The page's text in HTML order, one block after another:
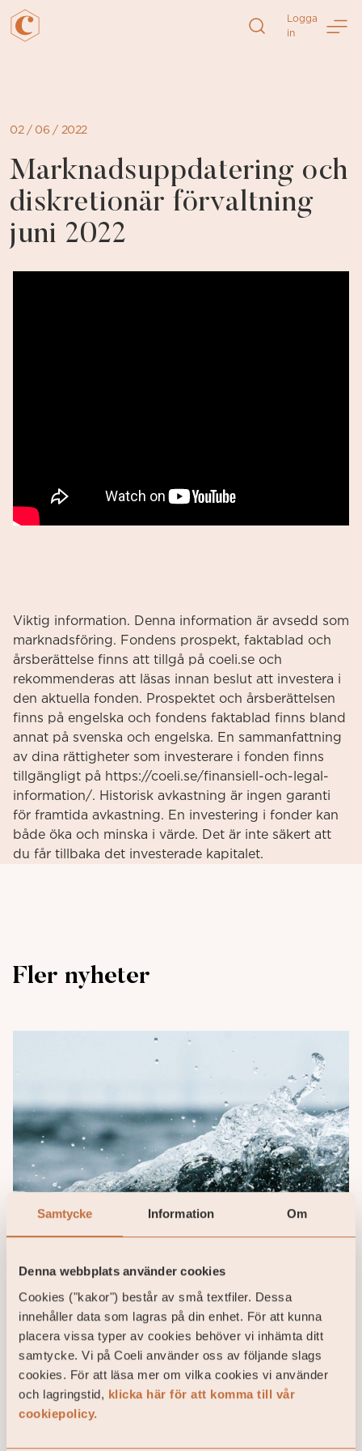
Samtycke Information Om
Denna webbplats använder cookies
Cookies ("kakor") består av små textfiler. Dessa
innehåller data som lagras på din enhet. För att kunna
placera vissa typer av cookies behöver vi inhämta ditt
samtycke. Vi på Coeli använder oss av följande slags
cookies. För att läsa mer om vilka cookies vi använder
och lagringstid, klicka här för att komma till vår
cookiepolicy.
Direkt
Logga
in
02 / 06 / 2022
Marknadsuppdatering och
diskretionär förvaltning
juni 2022
Viktig information. Denna information är avsedd som
marknadsföring. Fondens prospekt, faktablad och
årsberättelse finns att tillgå på coeli.se och
rekommenderas att läsas innan beslut att investera i
den aktuella fonden. Prospektet och årsberättelsen
finns på engelska och fondens faktablad finns bland
annat på svenska och engelska. En sammanfattning
av dina rättigheter som investerare i fonden finns
tillgängligt på https://coeli.se/finansiell-och-legal-
information/. Historisk avkastning är ingen garanti
för framtida avkastning. En investering i fonder kan
både öka och minska i värde. Det är inte säkert att
du får tillbaka det investerade kapitalet.
Fler nyheter
Danska Polaris investerar i IT-
konsulten 7N
7N är ett danskt konsultföretag som
specialiserar sig på att erbjuda expertis inom IT
och digital transformation. Företaget fokuserar
på ...
28 / 10 / 2024